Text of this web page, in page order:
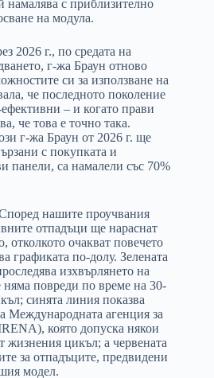
намалява с приблизително
на модула.
2026 г., по средата на
г-жа Браун отново
си за използване на
че последното поколение
– и когато прави
че това е точно така.
г-жа Браун от 2026 г. ще
с покупката и
панели, са намалели със 70%